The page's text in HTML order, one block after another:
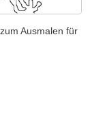
Ausmalen für